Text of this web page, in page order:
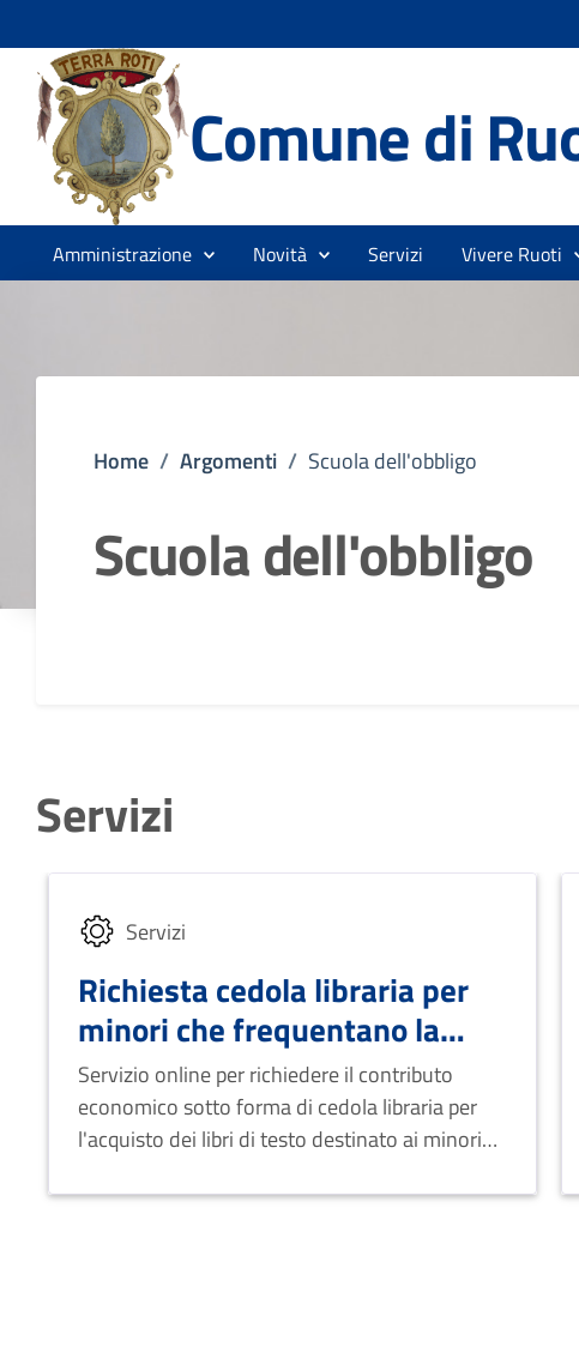
Comune di
Amministrazione Novità Servizi Vivere Ruoti
Home / Argomenti / Scuola dell'obbligo
Scuola dell'obbligo
Servizi
Servizi
Richiesta cedola libraria per
minori che frequentano la
scuola primaria al di fuori del
comune di residenza
Servizio online per richiedere il contributo
economico sotto forma di cedola libraria per
l'acquisto dei libri di testo destinato ai minori
fuori comune.